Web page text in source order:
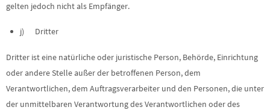
gelten jedoch nicht als Empfänger.
j) Dritter
Dritter ist eine natürliche oder juristische Person, Behörde, Einrichtung
oder andere Stelle außer der betroffenen Person, dem
Verantwortlichen, dem Auftragsverarbeiter und den Personen, die unter
der unmittelbaren Verantwortung des Verantwortlichen oder des